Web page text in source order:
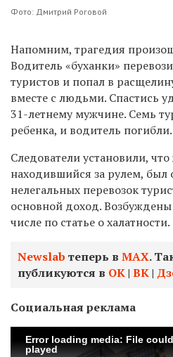
Фото: Дмитрий Роговой
Напомним, трагедия
Водитель «буханки»
туристов и попал в
вместе с людьми. Спастись
31-летнему мужчине. Семь
ребенка, и водитель погибли.
Следователи установили,
находившийся за рулем, был
нелегальных перевозок
основной доход.
числе по статье о халатности.
Newslab теперь в МАХ.
публикуются в ОК| ВК|
Социальная реклама
Error loading media: File
played